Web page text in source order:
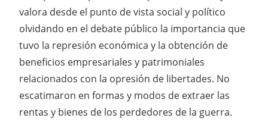
valora desde el punto de vista social y político
olvidando en el debate público la importancia que
tuvo la represión económica y la obtención de
beneficios empresariales y patrimoniales
relacionados con la opresión de libertades. No
escatimaron en formas y modos de extraer las
rentas y bienes de los perdedores de la guerra.